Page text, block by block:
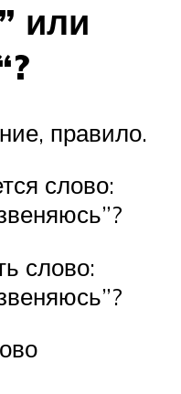
или
правило.
слово:
слово: